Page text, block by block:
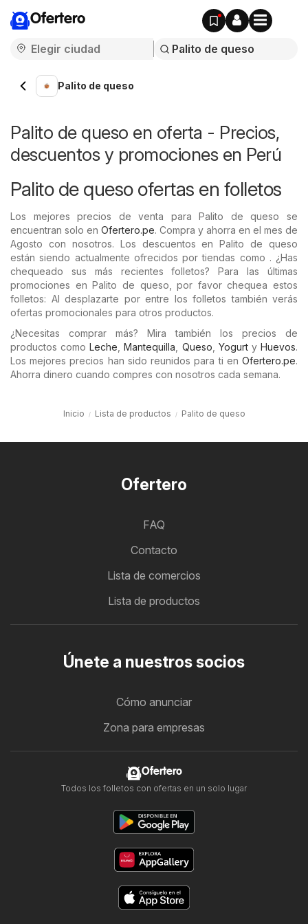
Ofertero
Palito de queso
Palito de queso en oferta - Precios,
descuentos y promociones en Perú
Palito de queso ofertas en folletos
Los mejores precios de venta para Palito de queso se
encuentran solo en Ofertero.pe. Compra y ahorra en el mes de
Agosto con nosotros. Los descuentos en Palito de queso
están siendo actualmente ofrecidos por tiendas como . ¿Has
chequeado sus más recientes folletos? Para las últimas
promociones en Palito de queso, por favor chequea estos
folletos: Al desplazarte por entre los folletos también verás
ofertas promocionales para otros productos.
¿Necesitas comprar más? Mira también los precios de
productos comoLeche ,Mantequilla Queso YogurtyHuevos.
Los mejores precios han sido reunidos para ti en Ofertero.pe.
Ahorra dinero cuando compres con nosotros cada semana.
Inicio Lista de productos Palito de queso
Ofertero
FAQ
Contacto
Lista de comercios
Lista de productos
Únete a nuestros socios
Cómo anunciar
Zona para empresas
Ofertero
Todos los folletos con ofertas en un solo lugar